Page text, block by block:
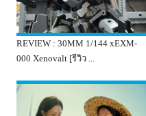
REVIEW : 30MM 1/144 xEXM-
000 Xenovalt [รีวิว ...